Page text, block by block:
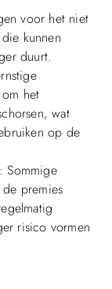
voor het niet
kunnen
duurt.
het
wat
op de
Sommige
de premies
risico vormen